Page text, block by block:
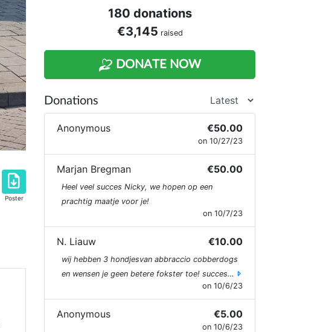
Poster
180 donations
€3,145 raised
DONATE NOW
Donations
Anonymous €50.00
on 10/27/23
Marjan Bregman €50.00
Heel veel succes Nicky, we hopen op een
prachtig maatje voor je!
on 10/7/23
N. Liauw €10.00
wij hebben 3 hondjesvan abbraccio cobberdogs
en wensen je geen betere fokster toe! succes…
on 10/6/23
Anonymous €5.00
on 10/6/23